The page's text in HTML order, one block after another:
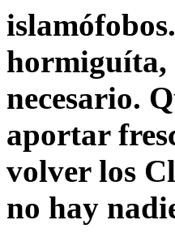
hormiguíta,
necesario.
aportar
volver los
no hay